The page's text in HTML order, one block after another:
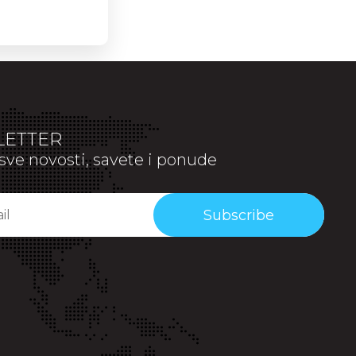
novosti, savete i ponude
Subscribe